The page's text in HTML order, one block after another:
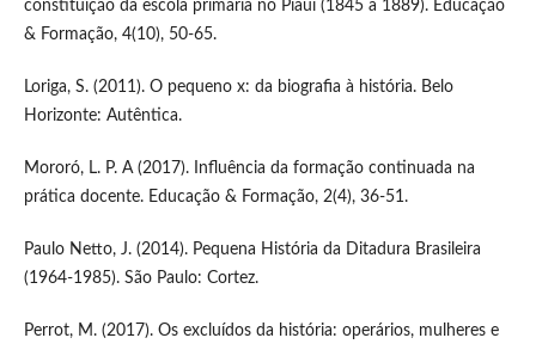
constituição da escola primária no Piauí (1845 a 1889). Educação
& Formação, 4(10), 50-65.
Loriga, S. (2011). O pequeno x: da biografia à história. Belo
Horizonte: Autêntica.
Mororó, L. P. A (2017). Influência da formação continuada na
prática docente. Educação & Formação, 2(4), 36-51.
Paulo Netto, J. (2014). Pequena História da Ditadura Brasileira
(1964-1985). São Paulo: Cortez.
Perrot, M. (2017). Os excluídos da história: operários, mulheres e